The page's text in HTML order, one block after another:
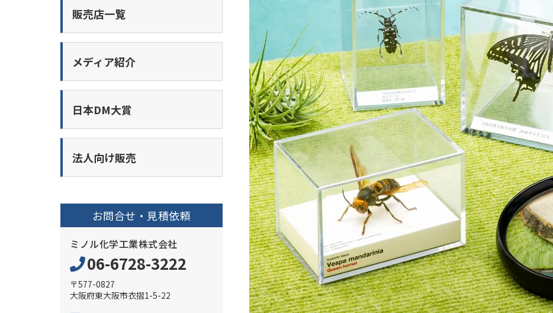
販売店一覧
メディア紹介
日本DM大賞
法人向け販売
お問合せ・見積依頼
ミノル化学工業株式会社
06-6728-3222
〒577-0827
大阪府東大阪市衣摺1-5-22